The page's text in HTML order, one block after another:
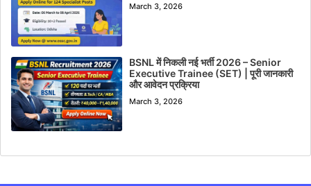
March 3, 2026
BSNL में निकली नई भर्ती 2026 – Senior
Executive Trainee (SET) | पूरी जानकारी
और आवेदन प्रक्रिया
March 3, 2026